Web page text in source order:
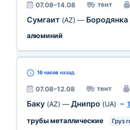
07.08–14.08 тент
Сумгаит (AZ) — Бородянка
алюминий
16 часов назад
07.08–12.08 тент
Баку (AZ) — Днипро (UA) ~
трубы металлические
Груз